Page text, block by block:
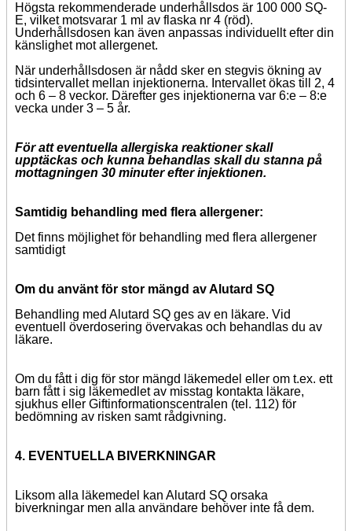
Högsta rekommenderade underhållsdos är 100 000 SQ-
E, vilket motsvarar 1 ml av flaska nr 4 (röd).
Underhållsdosen kan även anpassas individuellt efter din
känslighet mot allergenet.
När underhållsdosen är nådd sker en stegvis ökning av
tidsintervallet mellan injektionerna. Intervallet ökas till 2, 4
och 6 – 8 veckor. Därefter ges injektionerna var 6:e – 8:e
vecka under 3 – 5 år.
För att eventuella allergiska reaktioner skall
upptäckas och kunna behandlas skall du stanna på
mottagningen 30 minuter efter injektionen.
Samtidig behandling med flera allergener:
Det finns möjlighet för behandling med flera allergener
samtidigt
Om du använt för stor mängd av Alutard SQ
Behandling med Alutard SQ ges av en läkare. Vid
eventuell överdosering övervakas och behandlas du av
läkare.
Om du fått i dig för stor mängd läkemedel eller om t.ex. ett
barn fått i sig läkemedlet av misstag kontakta läkare,
sjukhus eller Giftinformationscentralen (tel. 112) för
bedömning av risken samt rådgivning.
4. EVENTUELLA BIVERKNINGAR
Liksom alla läkemedel kan Alutard SQ orsaka
biverkningar men alla användare behöver inte få dem.